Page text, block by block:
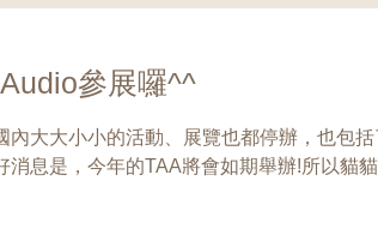
參展囉^^
大大小小的活動、展覽也都停辦，也包
息是，今年的TAA將會如期舉辦!所以貓